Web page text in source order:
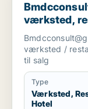
værksted,
i
værksted /
til salg
Type
Værksted,
Hotel